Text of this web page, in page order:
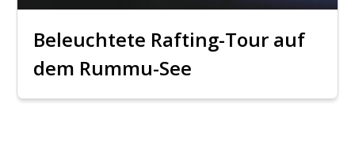
Beleuchtete Rafting-Tour auf
dem Rummu-See